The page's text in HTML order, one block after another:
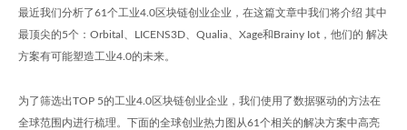
最近我们分析了61个工业4.0区块链创业企业，在这篇文章中我们将介绍 其中
最顶尖的5个：Orbital、LICENS3D、Qualia、Xage和Brainy Iot，他们的 解决
方案有可能塑造工业4.0的未来。
为了筛选出TOP 5的工业4.0区块链创业企业，我们使用了数据驱动的方法在
全球范围内进行梳理。下面的全球创业热力图从61个相关的解决方案中高亮